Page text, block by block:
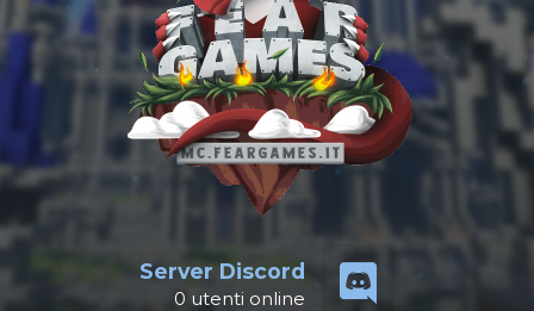
Server Discord
0 utenti online